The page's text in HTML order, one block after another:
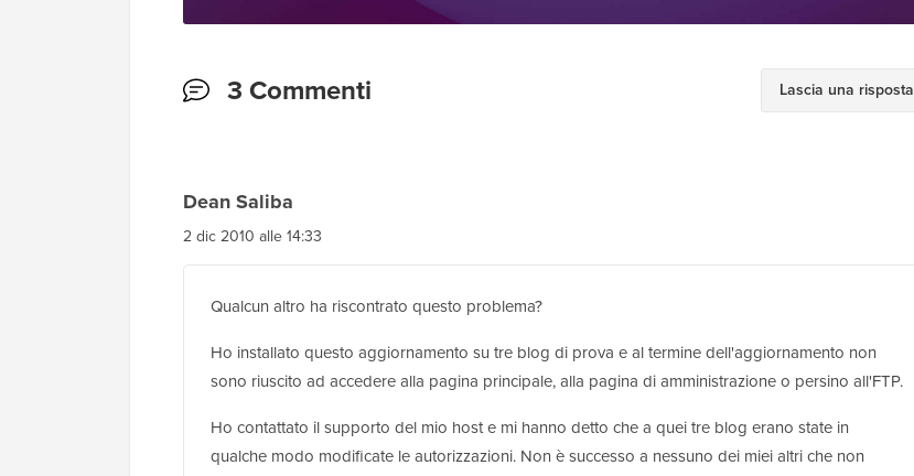
Interazioni
3 Commenti Lascia una risposta
Dean Saliba
2 dic 2010 alle 14:33
Qualcun altro ha riscontrato questo problema?
Ho installato questo aggiornamento su tre blog di prova e al termine dell'aggiornamento non
sono riuscito ad accedere alla pagina principale, alla pagina di amministrazione o persino all'FTP.
Ho contattato il supporto del mio host e mi hanno detto che a quei tre blog erano state in
qualche modo modificate le autorizzazioni. Non è successo a nessuno dei miei altri che non